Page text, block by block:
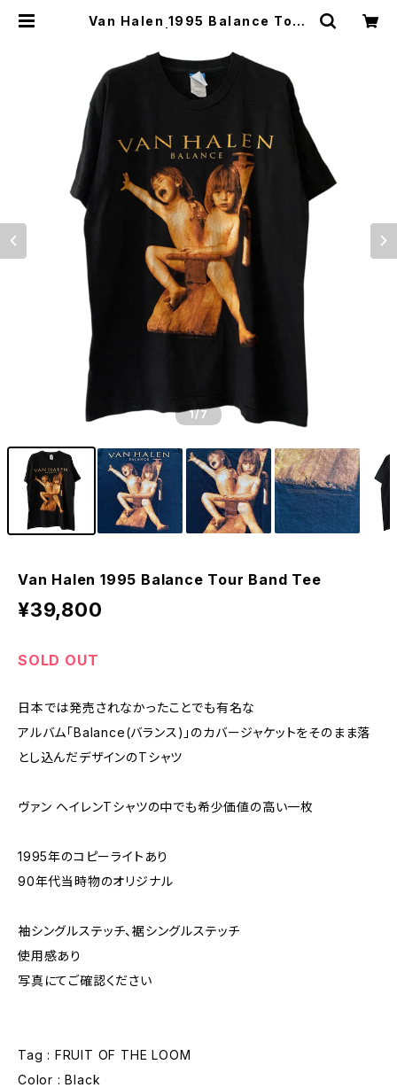
Van Halen 1995 Balance Tour
1/7
Van Halen 1995 Balance Tour Band Tee
¥39,800
SOLD OUT
日本では発売されなかったことでも有名な
アルバム「Balance(バランス)」のカバージャケットをそのまま落
とし込んだデザインのTシャツ
ヴァン ヘイレンTシャツの中でも希少価値の高い一枚
1995年のコピーライトあり
90年代当時物のオリジナル
袖シングルステッチ、裾シングルステッチ
使用感あり
写真にてご確認ください
Tag : FRUIT OF THE LOOM
Color : Black